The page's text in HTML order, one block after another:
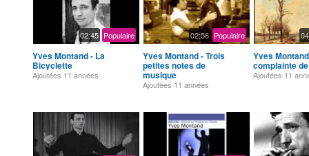
02:45 Populaire
Yves Montand - La
Bicyclette
Ajoutées 11 années
02:56 Populaire
Yves Montand - Trois
petites notes de
musique
Ajoutées 11 années
Yves
complainte
Ajoutées 11